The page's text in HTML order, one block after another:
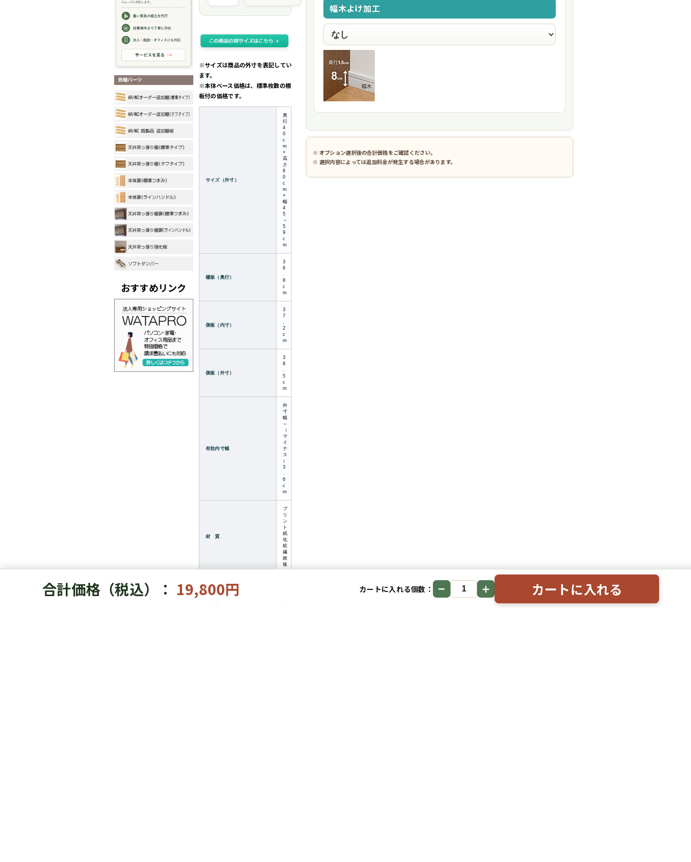
おすすめリンク
※サイズは商品の外寸を表記してい
ます。
※本体ベース価格は、標準枚数の棚
板付の価格です。
サイズ（外寸）
奥
行
4
0
c
m
×
高
さ
6
0
c
m
×
幅
4
5
～
5
9
c
m
棚板（奥行）
3
6
.
8
c
m
側板（内寸）
3
7
.
2
c
m
側板（外寸）
3
8
.
5
c
m
有効内寸幅
外
寸
幅
～
（
マ
イ
ナ
ス
）
3
.
6
c
m
材 質
プ
リ
ン
ト
紙
化
粧
繊
維
板
幅木よけ加工
※ オプション選択後の合計価格をご確認ください。
※ 選択内容によっては追加料金が発生する場合があります。
合計価格（税込）： 19,800円 カートに入れる個数： − ＋ カートに入れる